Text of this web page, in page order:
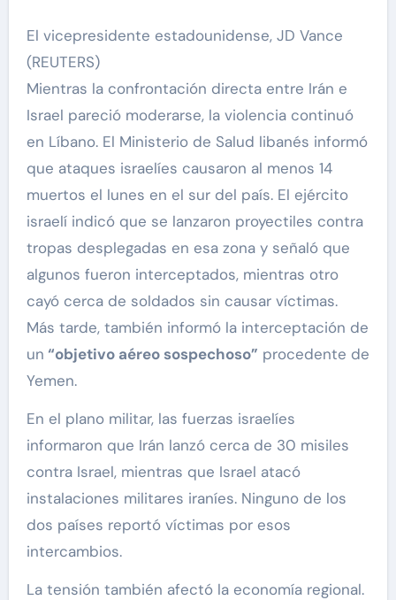
El vicepresidente estadounidense, JD Vance
(REUTERS)
Mientras la confrontación directa entre Irán e
Israel pareció moderarse, la violencia continuó
en Líbano. El Ministerio de Salud libanés informó
que ataques israelíes causaron al menos 14
muertos el lunes en el sur del país. El ejército
israelí indicó que se lanzaron proyectiles contra
tropas desplegadas en esa zona y señaló que
algunos fueron interceptados, mientras otro
cayó cerca de soldados sin causar víctimas.
Más tarde, también informó la interceptación de
un “objetivo aéreo sospechoso” procedente de
Yemen.
En el plano militar, las fuerzas israelíes
informaron que Irán lanzó cerca de 30 misiles
contra Israel, mientras que Israel atacó
instalaciones militares iraníes. Ninguno de los
dos países reportó víctimas por esos
intercambios.
La tensión también afectó la economía regional.